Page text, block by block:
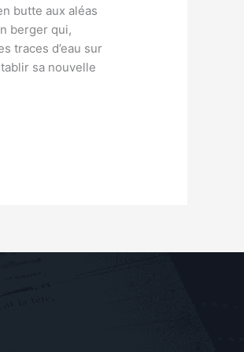
butte aux aléas
berger qui,
traces d’eau sur
sa nouvelle